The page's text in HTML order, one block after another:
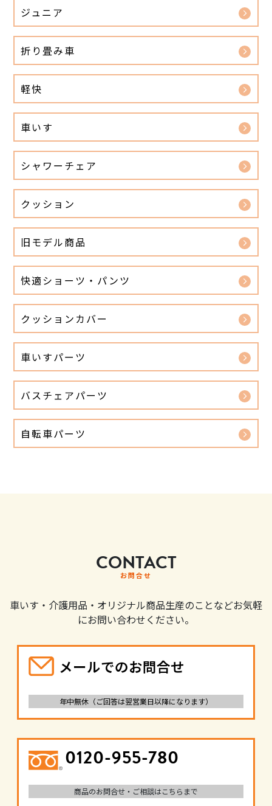
ジュニア
折り畳み車
軽快
車いす
シャワーチェア
クッション
旧モデル商品
快適ショーツ・パンツ
クッションカバー
車いすパーツ
バスチェアパーツ
自転車パーツ
CONTACT
お問合せ
車いす・介護用品・オリジナル商品生産のことなどお気軽
にお問い合わせください。
メールでのお問合せ
年中無休（ご回答は翌営業日以降になります）
0120-955-780
商品のお問合せ・ご相談はこちらまで